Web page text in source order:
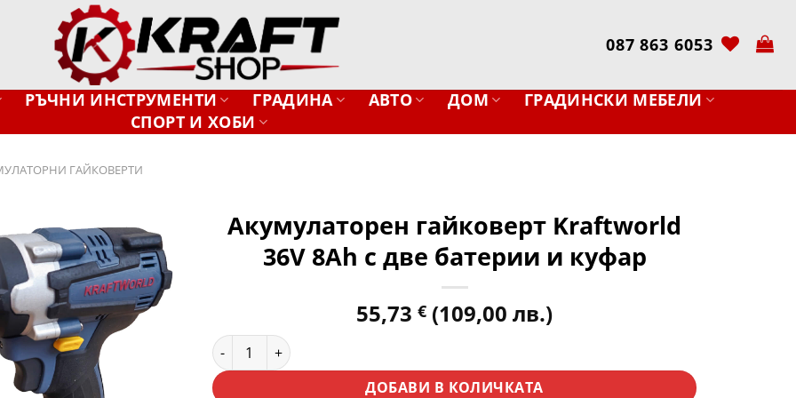
087 863 6053
РЪЧНИ ИНСТРУМЕНТИ ГРАДИНА АВТО ДОМ
ГРАДИНСКИ МЕБЕЛИ
СПОРТ И ХОБИ
ГАЙКОВЕРТИ
Добави
в
желани
Акумулаторен гайковерт Kraftworld
36V 8Ah с две батерии и куфар
55,73 € (109,00 лв.)
количество за Акумулаторен гайковерт Kraftworld 36V 8Ah с две батерии и куфар
ДОБАВИ В КОЛИЧКАТА